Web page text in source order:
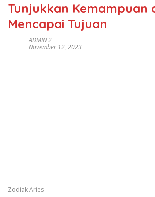
Tunjukkan Kemampuan
Mencapai Tujuan
ADMIN 2
November 12, 2023
Zodiak Aries